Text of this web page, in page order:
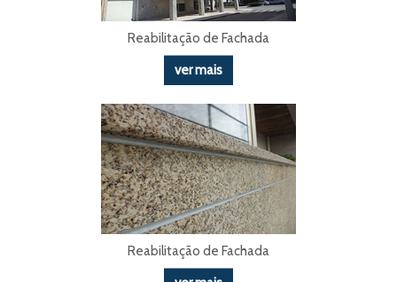
Reabilitação de Fachada
ver mais
Reabilitação de Fachada